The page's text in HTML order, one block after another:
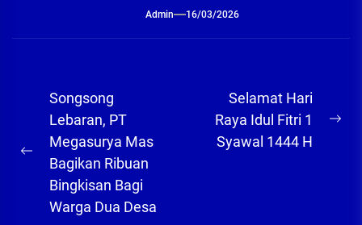
Admin 16/03/2026
Navigasi
pos
Previous
post:
Songsong
Lebaran, PT
Megasurya Mas
Bagikan Ribuan
Bingkisan Bagi
Warga Dua Desa
Selamat Hari
Raya Idul Fitri 1
Syawal 1444 H